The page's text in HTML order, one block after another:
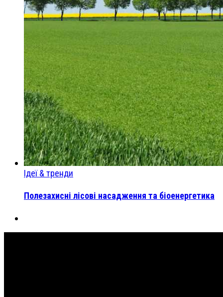
Ідеї & тренди
Полезахисні лісові насадження та біоенергетика